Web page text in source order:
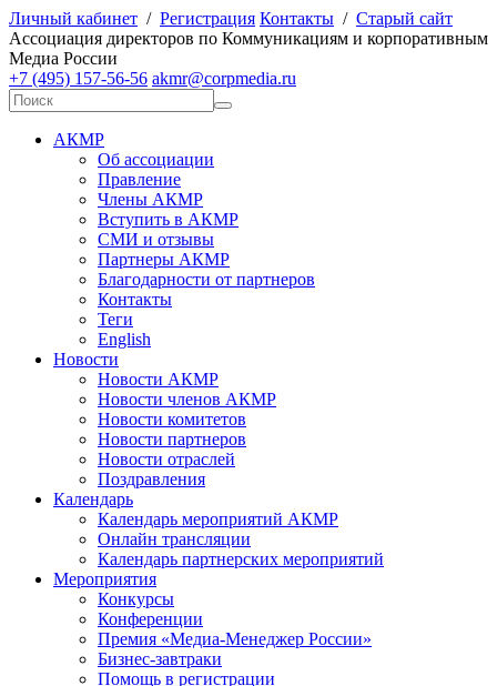
Личный кабинет / Регистрация Контакты / Старый сайт
Ассоциация директоров по Коммуникациям и корпоративным
Медиа России
+7 (495) 157-56-56 akmr@corpmedia.ru
АКМР
Об ассоциации
Правление
Члены АКМР
Вступить в АКМР
СМИ и отзывы
Партнеры АКМР
Благодарности от партнеров
Контакты
Теги
English
Новости
Новости АКМР
Новости членов АКМР
Новости комитетов
Новости партнеров
Новости отраслей
Поздравления
Календарь
Календарь мероприятий АКМР
Онлайн трансляции
Календарь партнерских мероприятий
Мероприятия
Конкурсы
Конференции
Премия «Медиа-Менеджер России»
Бизнес-завтраки
Помощь в регистрации